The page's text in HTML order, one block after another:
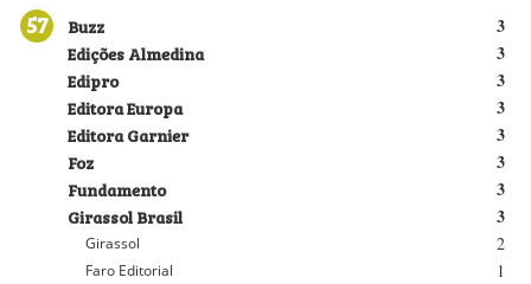
57 3
Buzz
3
Edições Almedina
3
Edipro
3
Editora Europa
3
Editora Garnier
3
Foz
3
Fundamento
3
Girassol Brasil
2
Girassol
1
Faro Editorial